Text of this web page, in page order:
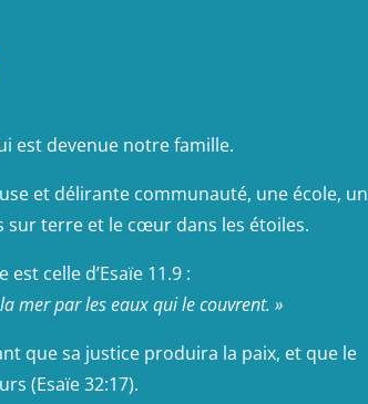
est devenue notre famille.
et délirante communauté, une école, un
sur terre et le cœur dans les étoiles.
celle d’Esaïe 11.9 :
mer par les eaux qui le couvrent. »
que sa justice produira la paix, et que le
(Esaïe 32:17).